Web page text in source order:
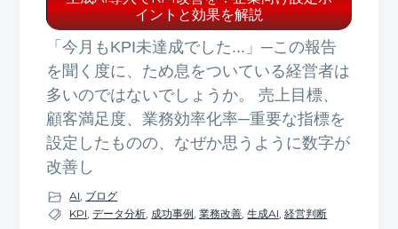
イントと効果を解説
「今月もKPI未達成でした...」─この報告
を聞く度に、ため息をついている経営者は
多いのではないでしょうか。 売上目標、
顧客満足度、業務効率化率─重要な指標を
設定したものの、なぜか思うように数字が
改善し
AI ブログ
KPI ,データ分析 成功事例 ,業務改善 ,生成AI ,経営判断